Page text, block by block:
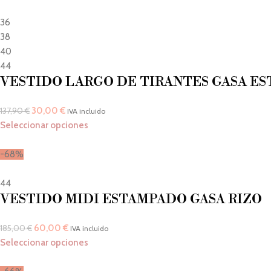
36
38
40
44
VESTIDO LARGO DE TIRANTES GASA
137,90€ 30,00 € IVA incluido
Seleccionar opciones
-68%
44
VESTIDO MIDI ESTAMPADO GASA RIZO
185,00€ 60,00 € IVA incluido
Seleccionar opciones